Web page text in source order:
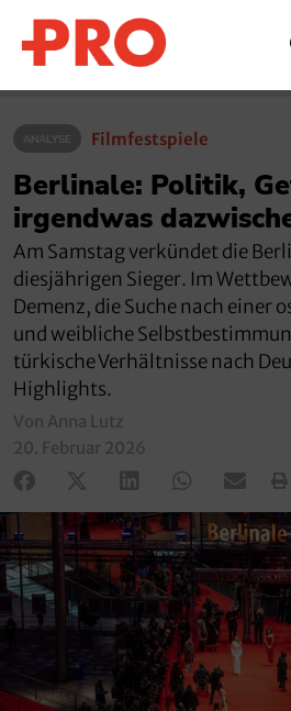
ANALYSE Filmfestspiele
Berlinale: Politik,
irgendwas
Am Samstag verkündet die
diesjährigen Sieger. Im
Demenz, die Suche nach einer
und weibliche
türkische Verhältnisse nach
Highlights.
Von Anna Lutz
20. Februar 2026